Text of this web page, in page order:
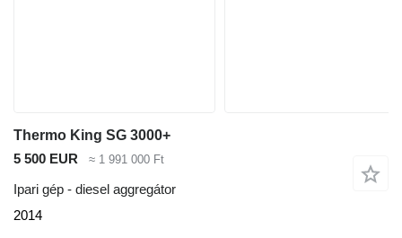
Thermo King SG 3000+
5 500 EUR
≈ 1 991 000 Ft
Ipari gép - diesel aggregátor
2014